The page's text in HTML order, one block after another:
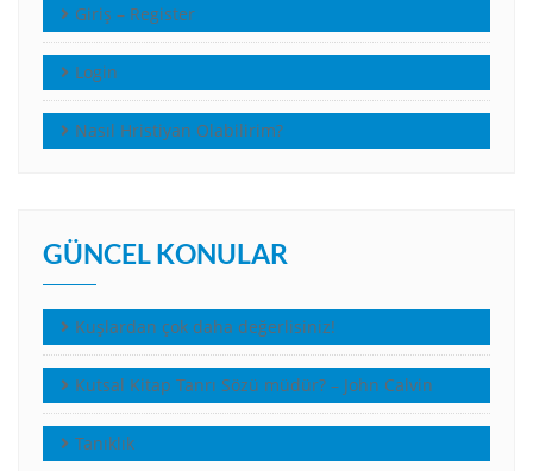
Giriş – Register
Login
Nasıl Hristiyan Olabilirim?
GÜNCEL KONULAR
Kuşlardan çok daha değerlisiniz!
Kutsal Kitap Tanrı Sözü müdür? – John Calvin
Tanıklık